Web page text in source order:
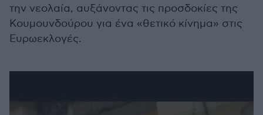
την νεολαία, αυξάνοντας τις προσδοκίες της
Κουμουνδούρου για ένα «θετικό κίνημα» στις
Ευρωεκλογές.